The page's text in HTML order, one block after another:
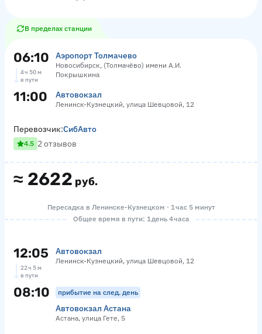
В пределах станции
06:10 Аэропорт Толмачево
Новосибирск, (Толмачёво) имени А.И.
Покрышкина
4 ч 50 м
в пути
11:00 Автовокзал
Ленинск-Кузнецкий, улица Шевцовой, 12
≈ 2622 руб.
Перевозчик:СибАвто
4.5 2 отзывов
Пересадка в Ленинске-Кузнецком · 1 час 5 минут
Общее время в пути: 1 день 4 часа
12:05 Автовокзал
Ленинск-Кузнецкий, улица Шевцовой, 12
22 ч 5 м
в пути
08:10 прибытие на след. день
Автовокзал Астана
Астана, улица Гете, 5